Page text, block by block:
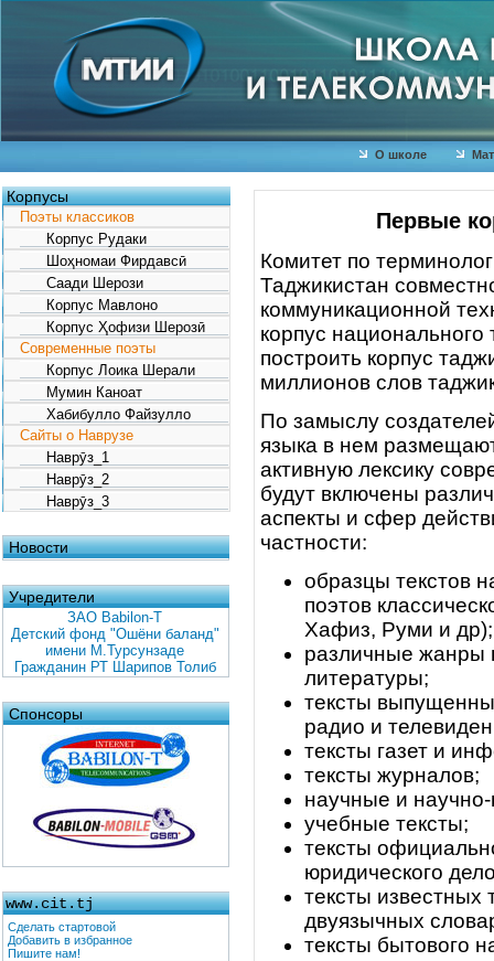
О школе
Корпусы
Поэты классиков
Корпус Рудаки
Шоҳномаи Фирдавсӣ
Саади Шерози
Корпус Мавлоно
Корпус Ҳофизи Шерозӣ
Современные поэты
Корпус Лоика Шерали
Мумин Каноат
Хабибулло Файзулло
Сайты о Наврузе
Наврӯз_1
Наврӯз_2
Наврӯз_3
Новости
Учредители
ЗАО Babilon-T
Детский фонд "Ошёни баланд"
имени М.Турсунзаде
Гражданин РТ Шарипов Толиб
Спонсоры
www.cit.tj
Сделать стартовой
Добавить в избранное
Пишите нам!
Первые
Комитет по
Таджикистан
коммуникационной
корпус национального
построить корпус
миллионов слов
По замыслу
языка в нем
активную лексику
будут включены
аспекты и сфер
частности:
образцы текстов
поэтов
Хафиз, Руми и др);
различные жанры
литературы;
тексты
радио и
тексты газет и
тексты журналов;
научные и
учебные тексты;
тексты
юридического
тексты известных
двуязычных
тексты бытового